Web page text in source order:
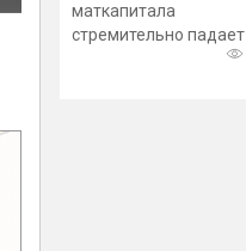
маткапитала
стремительно падает